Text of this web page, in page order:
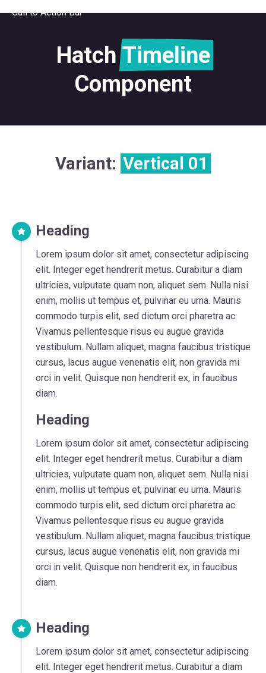
Call to Action Bar
HatchTimeline
Component
Variant: Vertical 01
Heading
Lorem ipsum dolor sit amet, consectetur adipiscing
elit. Integer eget hendrerit metus. Curabitur a diam
ultricies, vulputate quam non, aliquet sem. Nulla nisi
enim, mollis ut tempus et, pulvinar eu urna. Mauris
commodo turpis elit, sed dictum orci pharetra ac.
Vivamus pellentesque risus eu augue gravida
vestibulum. Nullam aliquet, magna faucibus tristique
cursus, lacus augue venenatis elit, non gravida mi
orci in velit. Quisque non hendrerit ex, in faucibus
diam.
Heading
Lorem ipsum dolor sit amet, consectetur adipiscing
elit. Integer eget hendrerit metus. Curabitur a diam
ultricies, vulputate quam non, aliquet sem. Nulla nisi
enim, mollis ut tempus et, pulvinar eu urna. Mauris
commodo turpis elit, sed dictum orci pharetra ac.
Vivamus pellentesque risus eu augue gravida
vestibulum. Nullam aliquet, magna faucibus tristique
cursus, lacus augue venenatis elit, non gravida mi
orci in velit. Quisque non hendrerit ex, in faucibus
diam.
Heading
Lorem ipsum dolor sit amet, consectetur adipiscing
elit. Integer eget hendrerit metus. Curabitur a diam